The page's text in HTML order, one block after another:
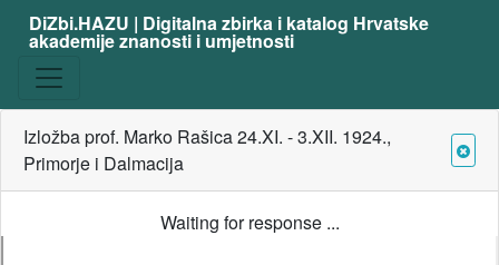
DiZbi.HAZU | Digitalna zbirka i katalog Hrvatske
akademije znanosti i umjetnosti
Izložba prof. Marko Rašica 24.XI. - 3.XII. 1924.,
Primorje i Dalmacija
Waiting for response ...